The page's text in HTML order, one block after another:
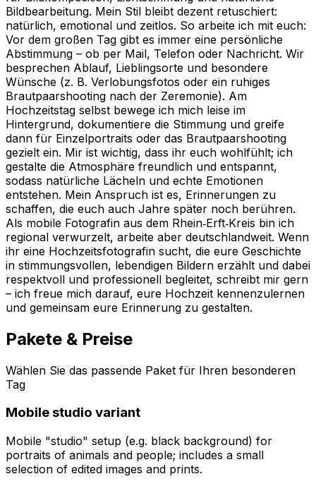
Bildbearbeitung. Mein Stil bleibt dezent retuschiert:
natürlich, emotional und zeitlos. So arbeite ich mit euch:
Vor dem großen Tag gibt es immer eine persönliche
Abstimmung – ob per Mail, Telefon oder Nachricht. Wir
besprechen Ablauf, Lieblingsorte und besondere
Wünsche (z. B. Verlobungsfotos oder ein ruhiges
Brautpaarshooting nach der Zeremonie). Am
Hochzeitstag selbst bewege ich mich leise im
Hintergrund, dokumentiere die Stimmung und greife
dann für Einzelportraits oder das Brautpaarshooting
gezielt ein. Mir ist wichtig, dass ihr euch wohlfühlt; ich
gestalte die Atmosphäre freundlich und entspannt,
sodass natürliche Lächeln und echte Emotionen
entstehen. Mein Anspruch ist es, Erinnerungen zu
schaffen, die euch auch Jahre später noch berühren.
Als mobile Fotografin aus dem Rhein‑Erft‑Kreis bin ich
regional verwurzelt, arbeite aber deutschlandweit. Wenn
ihr eine Hochzeitsfotografin sucht, die eure Geschichte
in stimmungsvollen, lebendigen Bildern erzählt und dabei
respektvoll und professionell begleitet, schreibt mir gern
– ich freue mich darauf, eure Hochzeit kennenzulernen
und gemeinsam eure Erinnerung zu gestalten.
Pakete & Preise
Wählen Sie das passende Paket für Ihren besonderen
Tag
Mobile studio variant
Mobile "studio" setup (e.g. black background) for
portraits of animals and people; includes a small
selection of edited images and prints.